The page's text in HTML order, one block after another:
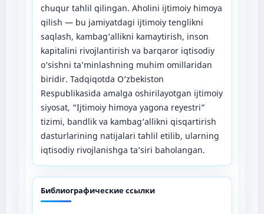
chuqur tahlil qilingan. Aholini ijtimoiy himoya
qilish — bu jamiyatdagi ijtimoiy tenglikni
saqlash, kambag‘allikni kamaytirish, inson
kapitalini rivojlantirish va barqaror iqtisodiy
o‘sishni ta’minlashning muhim omillaridan
biridir. Tadqiqotda O‘zbekiston
Respublikasida amalga oshirilayotgan ijtimoiy
siyosat, “Ijtimoiy himoya yagona reyestri”
tizimi, bandlik va kambag‘allikni qisqartirish
dasturlarining natijalari tahlil etilib, ularning
iqtisodiy rivojlanishga ta’siri baholangan.
Библиографические ссылки